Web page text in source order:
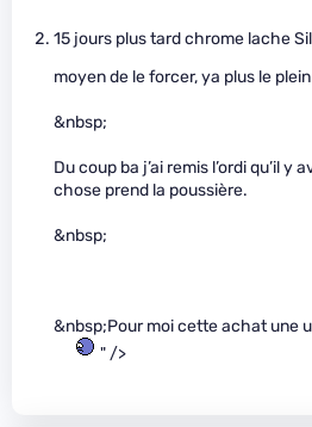
15 jours plus tard chrome lache
moyen de le forcer, ya plus le
&nbsp;
Du coup ba j’ai remis l’ordi qu’il y
chose prend la poussière.
&nbsp;
&nbsp;Pour moi cette achat une
" />